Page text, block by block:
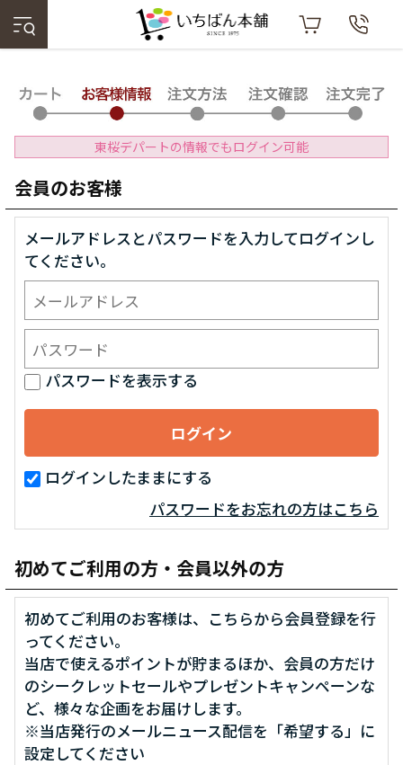
東桜デパートの情報でもログイン可能
会員のお客様
メールアドレスとパスワードを入力してログインし
てください。
パスワードを表示する
ログインしたままにする
パスワードをお忘れの方はこちら
初めてご利用の方・会員以外の方
初めてご利用のお客様は、こちらから会員登録を行
ってください。
当店で使えるポイントが貯まるほか、会員の方だけ
のシークレットセールやプレゼントキャンペーンな
ど、様々な企画をお届けします。
※当店発行のメールニュース配信を「希望する」に
設定してください